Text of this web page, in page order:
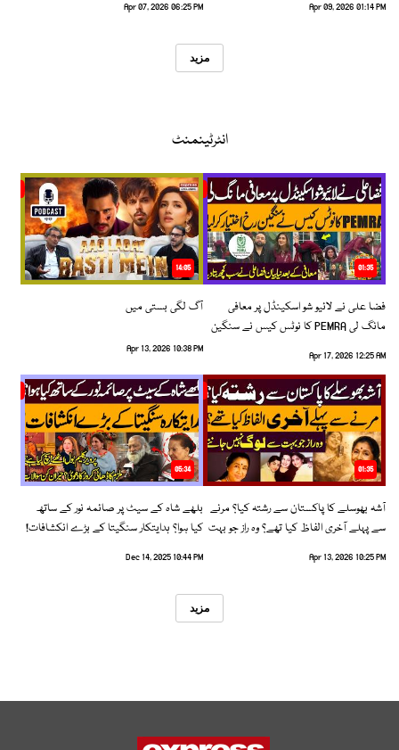
Apr 09, 2026 01:14 PM
Apr 07, 2026 06:25 PM
مزید
انٹرٹینمنٹ
01:35
فضا علی نے لائیو شو اسکینڈل پر معافی
مانگ لی PEMRA کا نوٹس کیس نے سنگین
Apr 17, 2026 12:25 AM
14:05
آگ لگی بستی میں
Apr 13, 2026 10:38 PM
01:35
آشہ بھوسلے کا پاکستان سے رشتہ کیا؟ مرنے
سے پہلے آخری الفاظ کیا تھے؟ وہ راز جو بہت
Apr 13, 2026 10:25 PM
05:34
بلھے شاہ کے سیٹ پر صائمہ نور کے ساتھ
کیا ہوا؟ ہدایتکار سنگیتا کے بڑے انکشافات!
Dec 14, 2025 10:44 PM
مزید